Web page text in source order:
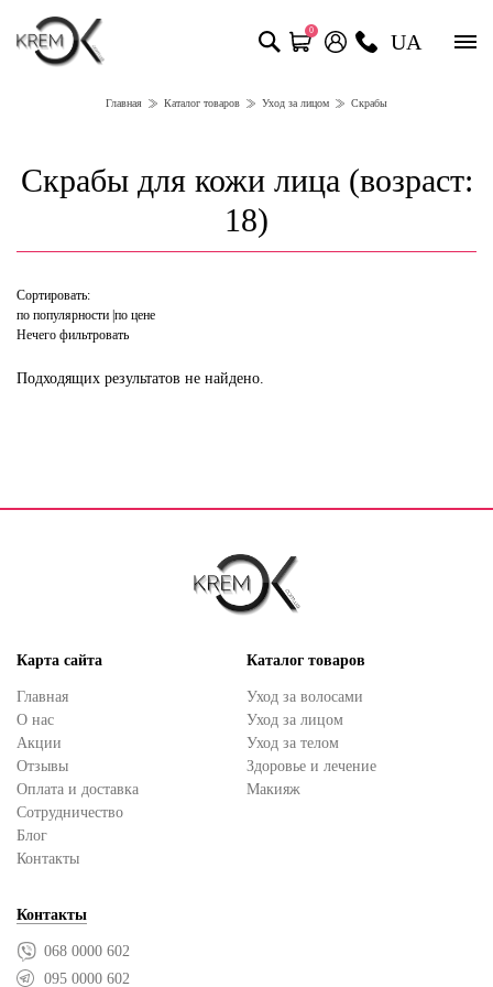
0 UA
Главная Каталог товаров Уход за лицом Скрабы
Скрабы для кожи лица (возраст:
18)
Сортировать:
по популярности по цене
Нечего фильтровать
Подходящих результатов не найдено.
Карта сайта
Главная
О нас
Акции
Отзывы
Оплата и доставка
Сотрудничество
Блог
Контакты
Каталог товаров
Уход за волосами
Уход за лицом
Уход за телом
Здоровье и лечение
Макияж
Контакты
068 0000 602
095 0000 602